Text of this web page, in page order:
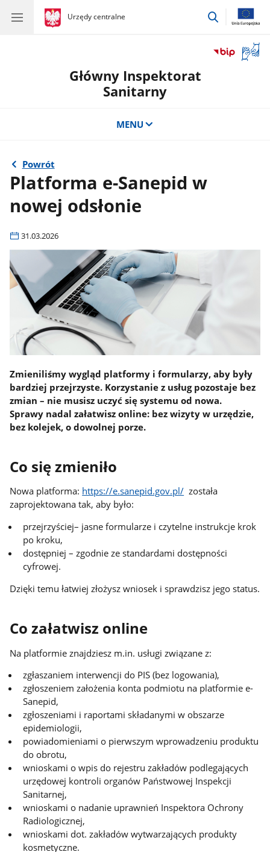
gov.pl
Urzędy centralne
gov.pl
Urzędy
przejdź
okno
Główny Inspektorat
Sanitarny
MENU
Powrót
Platforma e-Sanepid w
nowej odsłonie
31.03.2026
Zmieniliśmy wygląd platformy i formularzy, aby były
bardziej przejrzyste. Korzystanie z usług pozostaje bez
zmian – nie musisz uczyć się systemu od nowa.
Sprawy nadal załatwisz online: bez wizyty w urzędzie,
bez kolejek, o dowolnej porze.
Co się zmieniło
Nowa platforma: https://e.sanepid.gov.pl/ została
zaprojektowana tak, aby było:
przejrzyściej– jasne formularze i czytelne instrukcje krok
po kroku,
dostępniej – zgodnie ze standardami dostępności
cyfrowej.
Dzięki temu łatwiej złożysz wniosek i sprawdzisz jego status.
Co załatwisz online
Na platformie znajdziesz m.in. usługi związane z:
zgłaszaniem interwencji do PIS (bez logowania),
zgłoszeniem założenia konta podmiotu na platformie e-
Sanepid,
zgłoszeniami i raportami składanymi w obszarze
epidemiologii,
powiadomieniami o pierwszym wprowadzeniu produktu
do obrotu,
wnioskami o wpis do rejestru zakładów podlegających
urzędowej kontroli organów Państwowej Inspekcji
Sanitarnej,
wnioskami o nadanie uprawnień Inspektora Ochrony
Radiologicznej,
wnioskami dot. zakładów wytwarzających produkty
kosmetyczne.